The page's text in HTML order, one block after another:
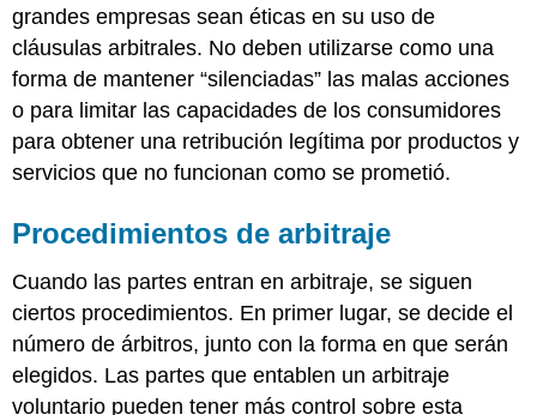
grandes empresas sean éticas en su uso de
cláusulas arbitrales. No deben utilizarse como una
forma de mantener “silenciadas” las malas acciones
o para limitar las capacidades de los consumidores
para obtener una retribución legítima por productos y
servicios que no funcionan como se prometió.
Procedimientos de arbitraje
Cuando las partes entran en arbitraje, se siguen
ciertos procedimientos. En primer lugar, se decide el
número de árbitros, junto con la forma en que serán
elegidos. Las partes que entablen un arbitraje
voluntario pueden tener más control sobre esta